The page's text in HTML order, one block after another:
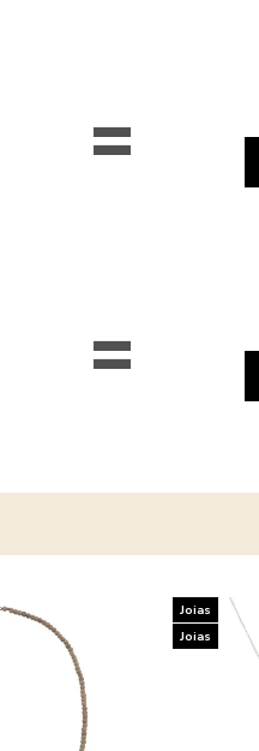
=
=
Joias
Joias